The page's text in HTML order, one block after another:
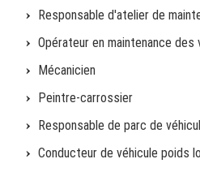
Responsable d'atelier de
Opérateur en maintenance des
Mécanicien
Peintre-carrossier
Responsable de parc de
Conducteur de véhicule poids